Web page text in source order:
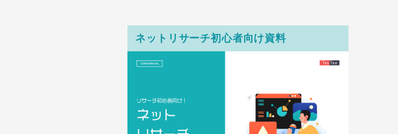
ネットリサーチ初心者向け資料